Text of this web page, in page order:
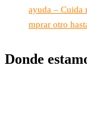
ayuda – Cuida
mprar otro
Donde